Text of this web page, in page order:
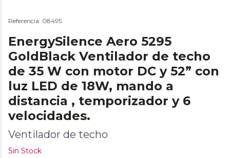
Referencia: 08495
EnergySilence Aero 5295
GoldBlack Ventilador de techo
de 35 W con motor DC y 52” con
luz LED de 18W, mando a
distancia , temporizador y 6
velocidades.
Ventilador de techo
Sin Stock